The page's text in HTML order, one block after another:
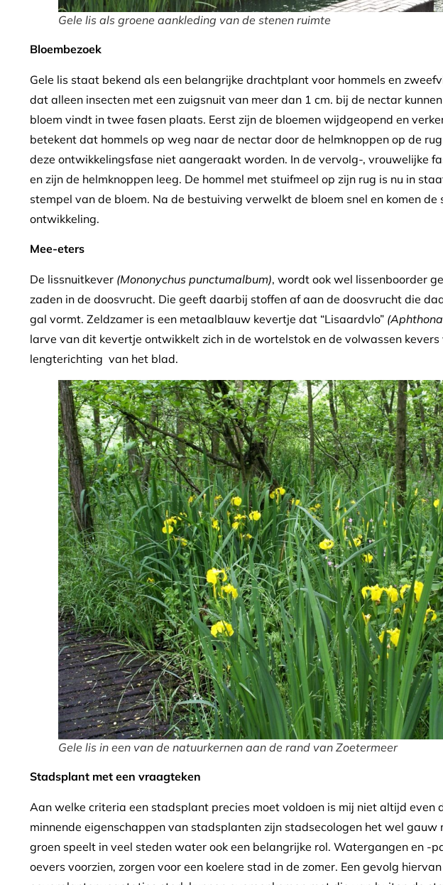
Gele lis als groene aankleding van de stenen ruimte
Bloembezoek
Gele lis staat bekend als een belangrijke drachtplant voor hommels en
dat alleen insecten met een zuigsnuit van meer dan 1 cm. bij de nectar
bloem vindt in twee fasen plaats. Eerst zijn de bloemen wijdgeopend en
betekent dat hommels op weg naar de nectar door de helmknoppen op de
deze ontwikkelingsfase niet aangeraakt worden. In de vervolg-, vrouwelijke
en zijn de helmknoppen leeg. De hommel met stuifmeel op zijn rug is nu in
stempel van de bloem. Na de bestuiving verwelkt de bloem snel en komen
ontwikkeling.
Mee-eters
De lissnuitkever (Mononychus punctumalbum), wordt ook wel lissenboorder
zaden in de doosvrucht. Die geeft daarbij stoffen af aan de doosvrucht die
gal vormt. Zeldzamer is een metaalblauw kevertje dat “Lisaardvlo”
larve van dit kevertje ontwikkelt zich in de wortelstok en de volwassen
lengterichting van het blad.
Gele lis in een van de natuurkernen aan de rand van Zoetermeer
Stadsplant met een vraagteken
Aan welke criteria een stadsplant precies moet voldoen is mij niet altijd even
minnende eigenschappen van stadsplanten zijn stadsecologen het wel gauw
groen speelt in veel steden water ook een belangrijke rol. Watergangen en -
oevers voorzien, zorgen voor een koelere stad in de zomer. Een gevolg